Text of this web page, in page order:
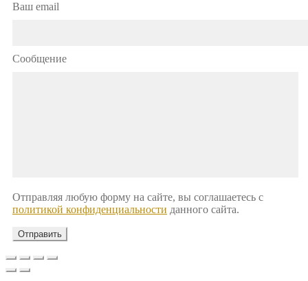
Ваш email
Сообщение
Отправляя любую форму на сайте, вы соглашаетесь с
политикой конфиденциальности данного сайта.